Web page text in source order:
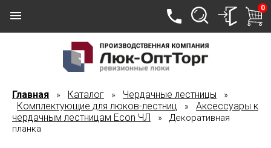
0
Главная » Каталог » Чердачные лестницы »
Комплектующие для люков-лестниц » Аксессуары к
чердачным лестницам Econ ЧЛ » Декоративная
планка